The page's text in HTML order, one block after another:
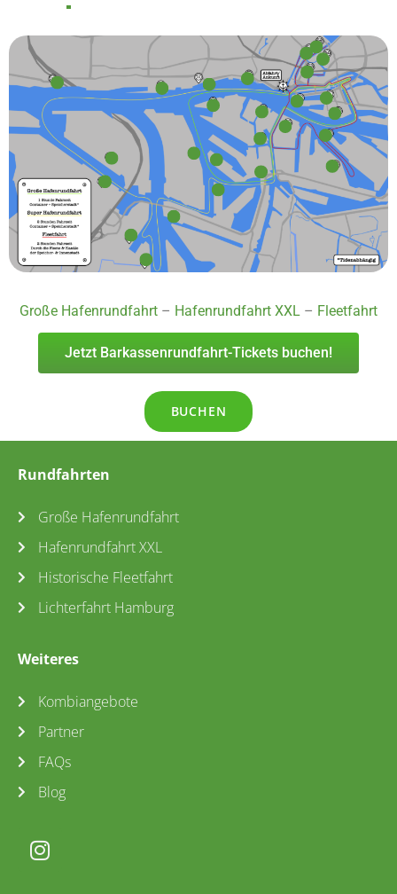
Große Hafenrundfahrt – Hafenrundfahrt XXL – Fleetfahrt
Jetzt Barkassenrundfahrt-Tickets buchen!
BUCHEN
Rundfahrten
Große Hafenrundfahrt
Hafenrundfahrt XXL
Historische Fleetfahrt
Lichterfahrt Hamburg
Weiteres
Kombiangebote
Partner
FAQs
Blog